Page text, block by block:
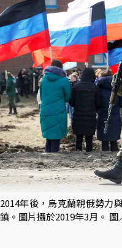
2014年後，烏克蘭親俄勢力
鎮。圖片攝於2019年3月。 圖